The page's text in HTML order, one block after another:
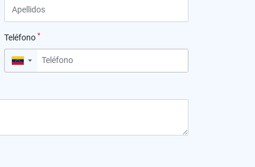
Teléfono *
▼